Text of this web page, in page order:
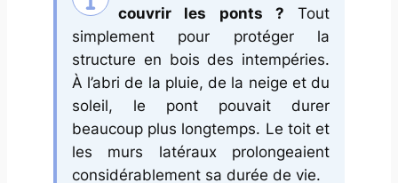
couvrir les ponts ? Tout
simplement pour protéger la
structure en bois des intempéries.
À l’abri de la pluie, de la neige et du
soleil, le pont pouvait durer
beaucoup plus longtemps. Le toit et
les murs latéraux prolongeaient
considérablement sa durée de vie.